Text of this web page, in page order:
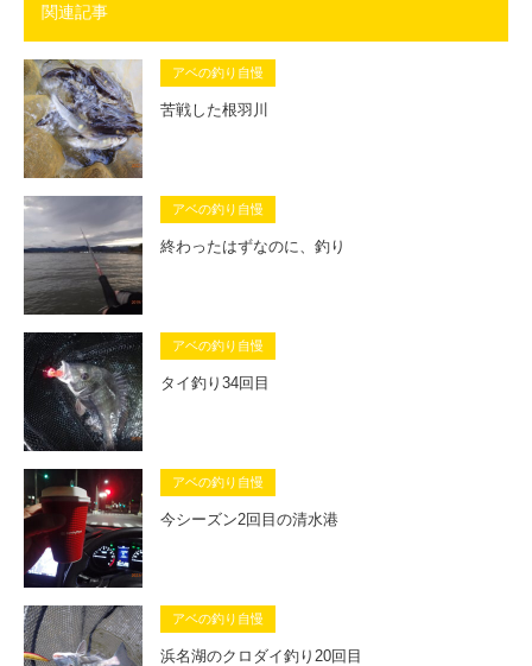
関連記事
アベの釣り自慢
苦戦した根羽川
アベの釣り自慢
終わったはずなのに、釣り
アベの釣り自慢
タイ釣り34回目
アベの釣り自慢
今シーズン2回目の清水港
アベの釣り自慢
浜名湖のクロダイ釣り20回目